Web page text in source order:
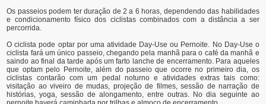
Os passeios podem ter duração de 2 a 6 horas, dependendo das habilidades
e condicionamento físico dos ciclistas combinados com a distância a ser
percorrida.
O ciclista pode optar por uma atividade Day-Use ou Pernoite. No Day-Use o
ciclista fará um único passeio, chegando pela manhã para o café da manhã e
saindo ao final da tarde após um farto lanche de encerramento. Para aqueles
que optam pelo Pernoite, além do passeio que ocorre no primeiro dia, os
ciclistas contarão com um pedal noturno e atividades extras tais como:
visitação ao viveiro de mudas, projeção de filmes, sessão de narração de
histórias, yoga, sessão de alongamento, entre outras. No dia seguinte ao